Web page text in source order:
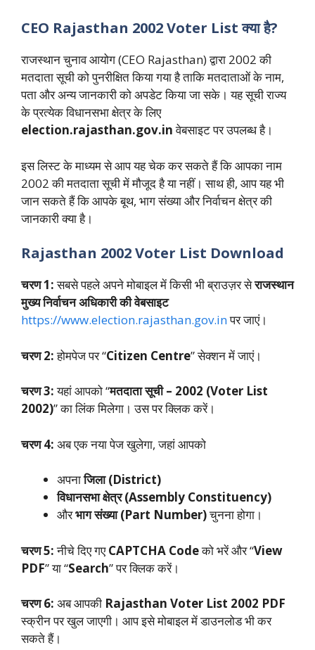
CEO Rajasthan 2002 Voter List क्या है?
राजस्थान चुनाव आयोग (CEO Rajasthan) द्वारा 2002 की
मतदाता सूची को पुनरीक्षित किया गया है ताकि मतदाताओं के नाम,
पता और अन्य जानकारी को अपडेट किया जा सके। यह सूची राज्य
के प्रत्येक विधानसभा क्षेत्र के लिए
election.rajasthan.gov.inवेबसाइट पर उपलब्ध है।
इस लिस्ट के माध्यम से आप यह चेक कर सकते हैं कि आपका नाम
2002 की मतदाता सूची में मौजूद है या नहीं। साथ ही, आप यह भी
जान सकते हैं कि आपके बूथ, भाग संख्या और निर्वाचन क्षेत्र की
जानकारी क्या है।
Rajasthan 2002 Voter List Download
चरण 1:सबसे पहले अपने मोबाइल में किसी भी ब्राउज़र सेराजस्थान
मुख्य निर्वाचन अधिकारी की वेबसाइट
https://www.election.rajasthan.gov.inपर जाएं।
चरण 2:होमपेज पर “Citizen Centre” सेक्शन में जाएं।
चरण 3:यहां आपको “मतदाता सूची – 2002 (Voter List
2002)” का लिंक मिलेगा। उस पर क्लिक करें।
चरण 4: अब एक नया पेज खुलेगा, जहां आपको
अपनाजिला (District)
विधानसभा क्षेत्र (Assembly Constituency)
औरभाग संख्या (Part Number)चुनना होगा।
चरण 5:नीचे दिए गएCAPTCHA Codeको भरें और “View
PDF” या “Search” पर क्लिक करें।
चरण 6: अब आपकी Rajasthan Voter List 2002 PDF
स्क्रीन पर खुल जाएगी। आप इसे मोबाइल में डाउनलोड भी कर
सकते हैं।